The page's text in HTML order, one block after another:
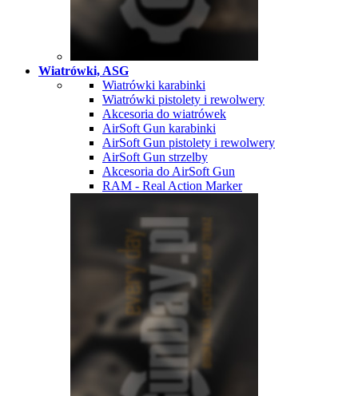
Wiatrówki, ASG
Wiatrówki karabinki
Wiatrówki pistolety i rewolwery
Akcesoria do wiatrówek
AirSoft Gun karabinki
AirSoft Gun pistolety i rewolwery
AirSoft Gun strzelby
Akcesoria do AirSoft Gun
RAM - Real Action Marker